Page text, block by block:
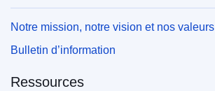
Notre mission, notre vision et nos valeurs
Bulletin d’information
Ressources